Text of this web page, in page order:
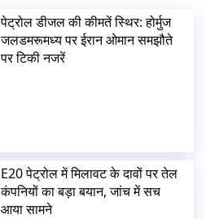
पेट्रोल डीजल की कीमतें स्थिर: होर्मुज
जलडमरूमध्य पर ईरान ओमान समझौते
पर टिकी नजरें
E20 पेट्रोल में मिलावट के दावों पर तेल
कंपनियों का बड़ा बयान, जांच में सच
आया सामने